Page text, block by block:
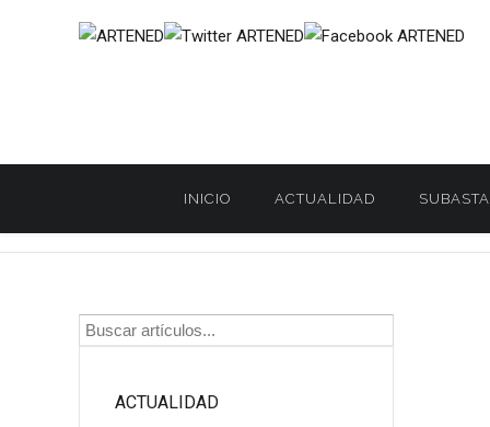
INICIO ACTUALIDAD
ACTUALIDAD